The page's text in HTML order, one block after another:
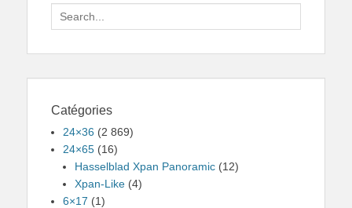
Search
for:
Catégories
24×36 (2 869)
24×65 (16)
Hasselblad Xpan Panoramic (12)
Xpan-Like (4)
6×17 (1)